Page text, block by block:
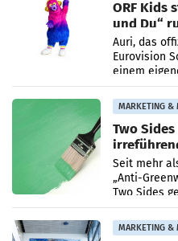
ORF Kids
und Du“
Menschen
Auri, das
Eurovision
einem
zurück. In
bei ORF
MARKETING &
Two
beim
Seit mehr
„Anti-
Two Sides
und
MARKETING &